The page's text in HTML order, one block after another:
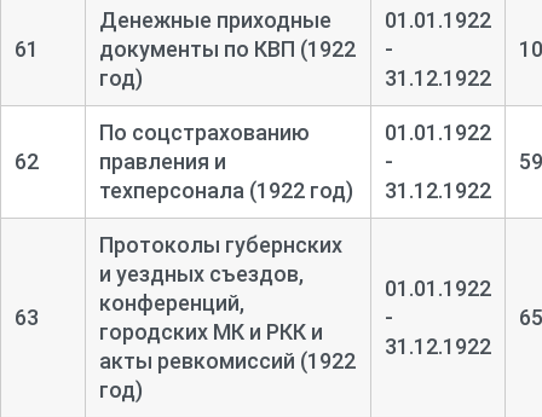
61
Денежные приходные
документы по КВП (1922
год)
01.01.1922
-
31.12.1922
62
По соцстрахованию
правления и
техперсонала (1922 год)
01.01.1922
-
31.12.1922
59
63
Протоколы губернских
и уездных съездов,
конференций,
городских МК и РКК и
акты ревкомиссий (1922
год)
01.01.1922
-
31.12.1922
65